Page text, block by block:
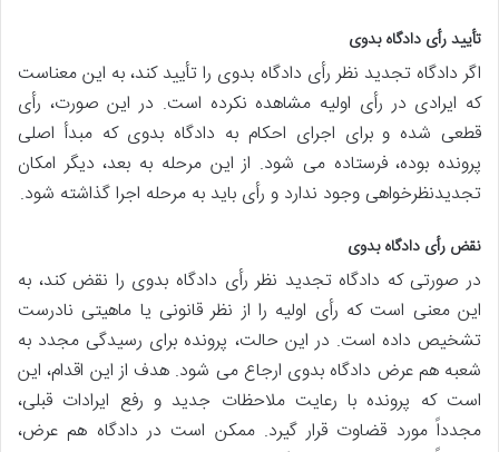
تأیید رأی دادگاه بدوی
اگر دادگاه تجدید نظر رأی دادگاه بدوی را تأیید کند، به این معناست
که ایرادی در رأی اولیه مشاهده نکرده است. در این صورت، رأی
قطعی شده و برای اجرای احکام به دادگاه بدوی که مبدأ اصلی
پرونده بوده، فرستاده می شود. از این مرحله به بعد، دیگر امکان
تجدیدنظرخواهی وجود ندارد و رأی باید به مرحله اجرا گذاشته شود.
نقض رأی دادگاه بدوی
در صورتی که دادگاه تجدید نظر رأی دادگاه بدوی را نقض کند، به
این معنی است که رأی اولیه را از نظر قانونی یا ماهیتی نادرست
تشخیص داده است. در این حالت، پرونده برای رسیدگی مجدد به
شعبه هم عرض دادگاه بدوی ارجاع می شود. هدف از این اقدام، این
است که پرونده با رعایت ملاحظات جدید و رفع ایرادات قبلی،
مجدداً مورد قضاوت قرار گیرد. ممکن است در دادگاه هم عرض،